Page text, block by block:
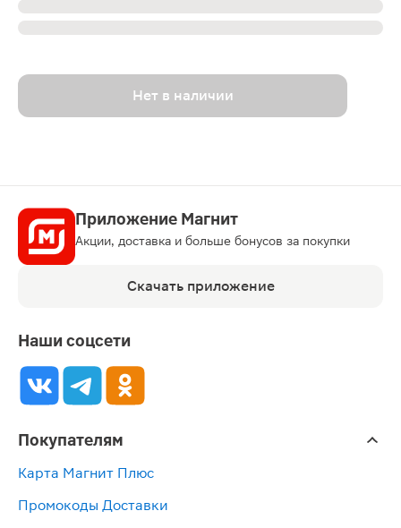
Нет в наличии
Приложение Магнит
Акции, доставка и больше бонусов за покупки
Скачать приложение
Наши соцсети
Покупателям
Карта Магнит Плюс
Промокоды Доставки